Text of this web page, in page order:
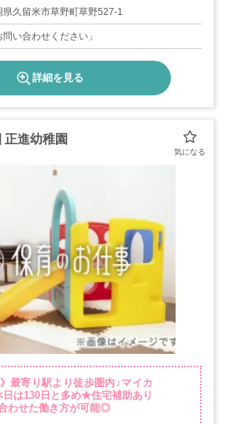
県久留米市草野町草野527-1
問い合わせください」
詳細を見る
正進幼稚園
最寄り駅より徒歩圏内♪マイカ
日は130日と多め★住宅補助あり
わせた働き方が可能◎